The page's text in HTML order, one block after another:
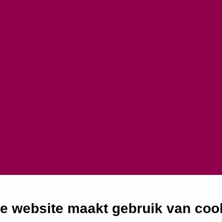
website maakt gebruik van